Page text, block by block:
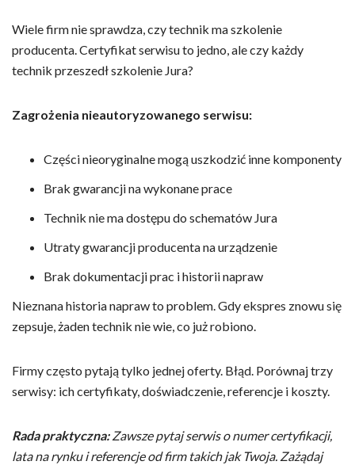
Wiele firm nie sprawdza, czy technik ma szkolenie
producenta. Certyfikat serwisu to jedno, ale czy każdy
technik przeszedł szkolenie Jura?
Zagrożenia nieautoryzowanego serwisu:
Części nieoryginalne mogą uszkodzić inne komponenty
Brak gwarancji na wykonane prace
Technik nie ma dostępu do schematów Jura
Utraty gwarancji producenta na urządzenie
Brak dokumentacji prac i historii napraw
Nieznana historia napraw to problem. Gdy ekspres znowu się
zepsuje, żaden technik nie wie, co już robiono.
Firmy często pytają tylko jednej oferty. Błąd. Porównaj trzy
serwisy: ich certyfikaty, doświadczenie, referencje i koszty.
Rada praktyczna: Zawsze pytaj serwis o numer certyfikacji,
lata na rynku i referencje od firm takich jak Twoja. Zażądaj